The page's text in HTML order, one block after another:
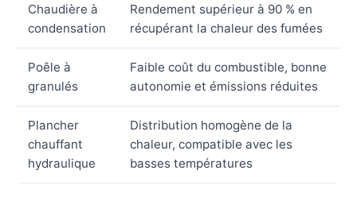
Chaudière à
condensation
Rendement supérieur à 90 % en
récupérant la chaleur des fumées
Poêle à
granulés
Faible coût du combustible, bonne
autonomie et émissions réduites
Plancher
chauffant
hydraulique
Distribution homogène de la
chaleur, compatible avec les
basses températures